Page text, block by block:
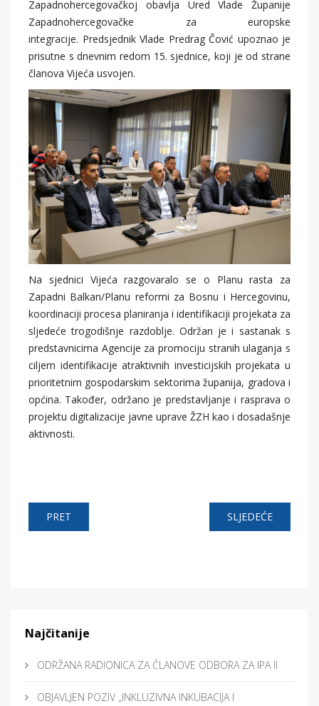
Zapadnohercegovačkoj obavlja Ured Vlade Županije
Zapadnohercegovačke za europske
integracije. Predsjednik Vlade Predrag Čović upoznao je
prisutne s dnevnim redom 15. sjednice, koji je od strane
članova Vijeća usvojen.
Na sjednici Vijeća razgovaralo se o Planu rasta za
Zapadni Balkan/Planu reformi za Bosnu i Hercegovinu,
koordinaciji procesa planiranja i identifikaciji projekata za
sljedeće trogodišnje razdoblje. Održan je i sastanak s
predstavnicima Agencije za promociju stranih ulaganja s
ciljem identifikacije atraktivnih investicijskih projekata u
prioritetnim gospodarskim sektorima županija, gradova i
općina. Također, održano je predstavljanje i rasprava o
projektu digitalizacije javne uprave ŽZH kao i dosadašnje
aktivnosti.
PRET SLJEDEĆE
Najčitanije
ODRŽANA RADIONICA ZA ČLANOVE ODBORA ZA IPA II
OBJAVLJEN POZIV „INKLUZIVNA INKUBACIJA I